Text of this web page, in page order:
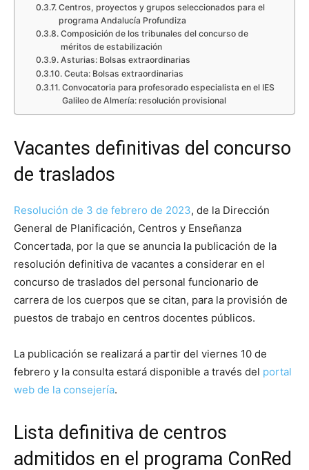
Centros, proyectos y grupos seleccionados para el
programa Andalucía Profundiza
Composición de los tribunales del concurso de
méritos de estabilización
Asturias: Bolsas extraordinarias
Ceuta: Bolsas extraordinarias
Convocatoria para profesorado especialista en el IES
Galileo de Almería: resolución provisional
Vacantes definitivas del concurso
de traslados
Resolución de 3 de febrero de 2023, de la Dirección
General de Planificación, Centros y Enseñanza
Concertada, por la que se anuncia la publicación de la
resolución definitiva de vacantes a considerar en el
concurso de traslados del personal funcionario de
carrera de los cuerpos que se citan, para la provisión de
puestos de trabajo en centros docentes públicos.
La publicación se realizará a partir del viernes 10 de
febrero y la consulta estará disponible a través del portal
web de la consejería.
Lista definitiva de centros
admitidos en el programa ConRed